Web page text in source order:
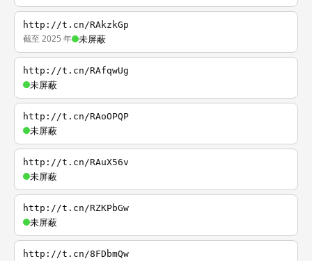
http://t.cn/RAkzkGp
截至 2025 年 未屏蔽
http://t.cn/RAfqwUg
未屏蔽
http://t.cn/RAoOPQP
未屏蔽
http://t.cn/RAuX56v
未屏蔽
http://t.cn/RZKPbGw
未屏蔽
http://t.cn/8FDbmQw